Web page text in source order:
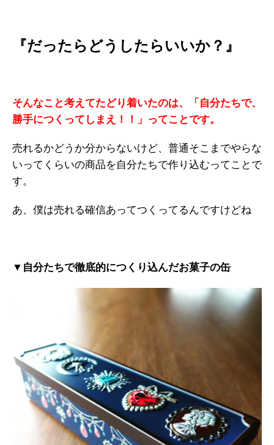
『だったらどうしたらいいか？』
そんなこと考えてたどり着いたのは、「自分たちで、
勝手につくってしまえ！！」ってことです。
売れるかどうか分からないけど、普通そこまでやらな
いってくらいの商品を自分たちで作り込むってことで
す。
あ、僕は売れる確信あってつくってるんですけどね
▼自分たちで徹底的につくり込んだお菓子の缶